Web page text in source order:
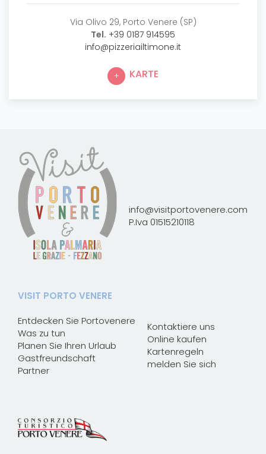
Via Olivo 29, Porto Venere (SP)
Tel. +39 0187 914595
info@pizzeriailtimone.it
KARTE
info@visitportovenere.com
P.Iva 01515210118
VISIT PORTO VENERE
Entdecken Sie Portovenere
Was zu tun
Planen Sie Ihren Urlaub
Gastfreundschaft
Partner
Kontaktiere uns
Online kaufen
Kartenregeln
melden Sie sich